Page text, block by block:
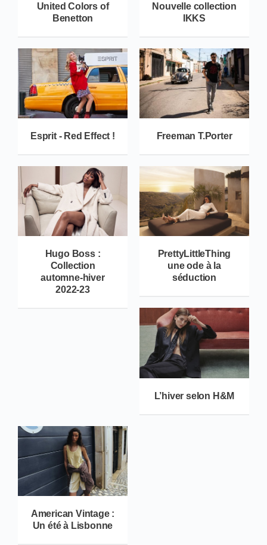
United Colors of
Benetton
Nouvelle collection
IKKS
Esprit - Red Effect ! Freeman T.Porter
Hugo Boss :
Collection
automne-hiver
2022-23
PrettyLittleThing
une ode à la
séduction
L’hiver selon H&M
American Vintage :
Un été à Lisbonne